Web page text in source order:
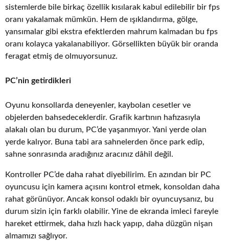
sistemlerde bile birkaç özellik kısılarak kabul edilebilir bir fps
oranı yakalamak mümkün. Hem de ışıklandırma, gölge,
yansımalar gibi ekstra efektlerden mahrum kalmadan bu fps
oranı kolayca yakalanabiliyor. Görsellikten büyük bir oranda
feragat etmiş de olmuyorsunuz.
PC’nin getirdikleri
Oyunu konsollarda deneyenler, kaybolan cesetler ve
objelerden bahsedeceklerdir. Grafik kartının hafızasıyla
alakalı olan bu durum, PC’de yaşanmıyor. Yani yerde olan
yerde kalıyor. Buna tabi ara sahnelerden önce park edip,
sahne sonrasında aradığınız aracınız dâhil değil.
Kontroller PC’de daha rahat diyebilirim. En azından bir PC
oyuncusu için kamera açısını kontrol etmek, konsoldan daha
rahat görünüyor. Ancak konsol odaklı bir oyuncuysanız, bu
durum sizin için farklı olabilir. Yine de ekranda imleci fareyle
hareket ettirmek, daha hızlı hack yapıp, daha düzgün nişan
almamızı sağlıyor.